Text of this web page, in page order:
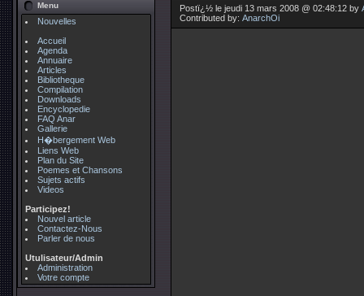
Menu
Nouvelles
Accueil
Agenda
Annuaire
Articles
Bibliotheque
Compilation
Downloads
Encyclopedie
FAQ Anar
Gallerie
H�bergement Web
Liens Web
Plan du Site
Poemes et Chansons
Sujets actifs
Videos
Participez!
Nouvel article
Contactez-Nous
Parler de nous
Utulisateur/Admin
Administration
Votre compte
Postï¿½ le jeudi 13 mars 2008 @ 02:48:12 by
Contributed by: AnarchOi